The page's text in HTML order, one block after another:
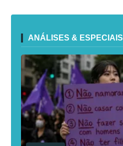
ANÁLISES & ESPECIAIS